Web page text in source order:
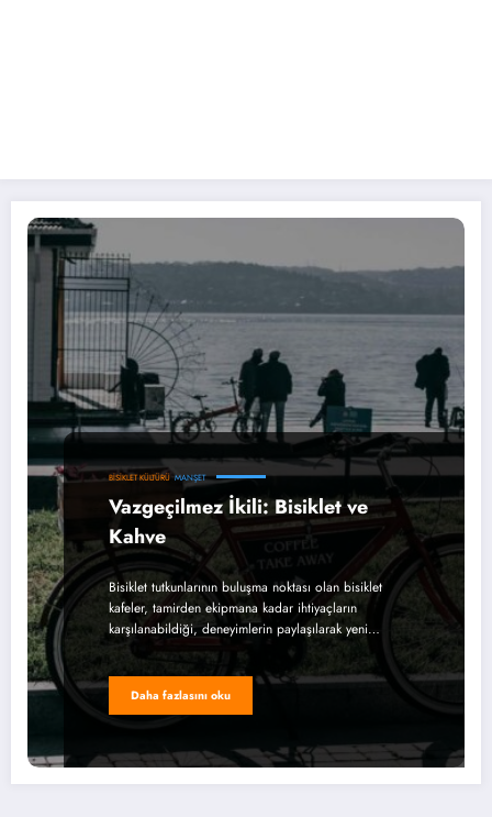
BISIKLET KÜLTÜRÜ MANŞET
Vazgeçilmez İkili: Bisiklet ve
Kahve
Bisiklet tutkunlarının buluşma noktası olan bisiklet
kafeler, tamirden ekipmana kadar ihtiyaçların
karşılanabildiği, deneyimlerin paylaşılarak yeni…
Daha fazlasını oku